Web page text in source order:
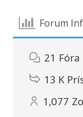
Forum
21 Fóra
13 K
1,077